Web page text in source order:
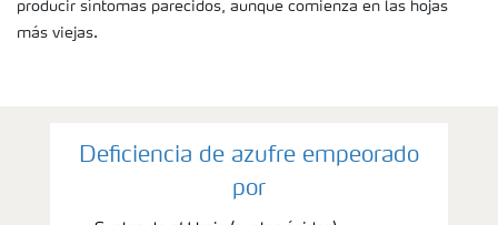
producir síntomas parecidos, aunque comienza en las hojas
más viejas.
Deficiencia de azufre empeorado
por